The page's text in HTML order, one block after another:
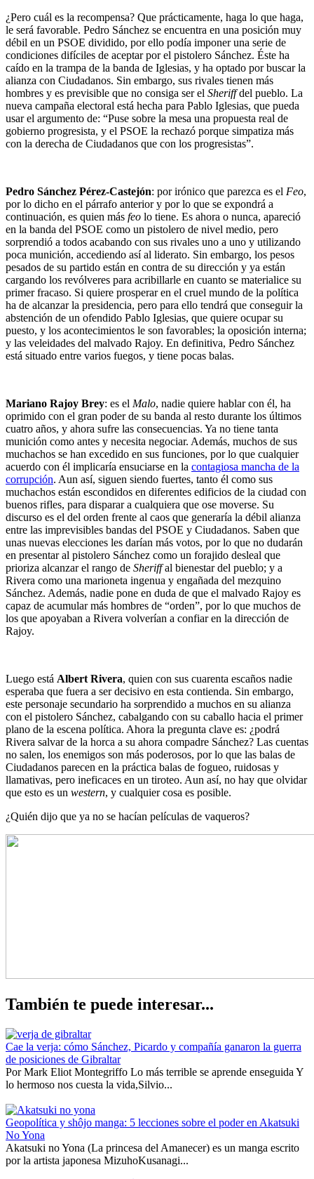
¿Pero cuál es la recompensa? Que prácticamente, haga lo que haga,
le será favorable. Pedro Sánchez se encuentra en una posición muy
débil en un PSOE dividido, por ello podía imponer una serie de
condiciones difíciles de aceptar por el pistolero Sánchez. Éste ha
caído en la trampa de la banda de Iglesias, y ha optado por buscar la
alianza con Ciudadanos. Sin embargo, sus rivales tienen más
hombres y es previsible que no consiga ser el Sheriffdel pueblo. La
nueva campaña electoral está hecha para Pablo Iglesias, que pueda
usar el argumento de: “Puse sobre la mesa una propuesta real de
gobierno progresista, y el PSOE la rechazó porque simpatiza más
con la derecha de Ciudadanos que con los progresistas”.
Pedro Sánchez Pérez-Castejón: por irónico que parezca es el Feo,
por lo dicho en el párrafo anterior y por lo que se expondrá a
continuación, es quien más feo lo tiene. Es ahora o nunca, apareció
en la banda del PSOE como un pistolero de nivel medio, pero
sorprendió a todos acabando con sus rivales uno a uno y utilizando
poca munición, accediendo así al liderato. Sin embargo, los pesos
pesados de su partido están en contra de su dirección y ya están
cargando los revólveres para acribillarle en cuanto se materialice su
primer fracaso. Si quiere prosperar en el cruel mundo de la política
ha de alcanzar la presidencia, pero para ello tendrá que conseguir la
abstención de un ofendido Pablo Iglesias, que quiere ocupar su
puesto, y los acontecimientos le son favorables; la oposición interna;
y las veleidades del malvado Rajoy. En definitiva, Pedro Sánchez
está situado entre varios fuegos, y tiene pocas balas.
Mariano Rajoy Brey: es el Malo, nadie quiere hablar con él, ha
oprimido con el gran poder de su banda al resto durante los últimos
cuatro años, y ahora sufre las consecuencias. Ya no tiene tanta
munición como antes y necesita negociar. Además, muchos de sus
muchachos se han excedido en sus funciones, por lo que cualquier
acuerdo con él implicaría ensuciarse en la contagiosa mancha de la
corrupción. Aun así, siguen siendo fuertes, tanto él como sus
muchachos están escondidos en diferentes edificios de la ciudad con
buenos rifles, para disparar a cualquiera que ose moverse. Su
discurso es el del orden frente al caos que generaría la débil alianza
entre las imprevisibles bandas del PSOE y Ciudadanos. Saben que
unas nuevas elecciones les darían más votos, por lo que no dudarán
en presentar al pistolero Sánchez como un forajido desleal que
prioriza alcanzar el rango de Sheriffal bienestar del pueblo; y a
Rivera como una marioneta ingenua y engañada del mezquino
Sánchez. Además, nadie pone en duda de que el malvado Rajoy es
capaz de acumular más hombres de “orden”, por lo que muchos de
los que apoyaban a Rivera volverían a confiar en la dirección de
Rajoy.
Luego está Albert Rivera, quien con sus cuarenta escaños nadie
esperaba que fuera a ser decisivo en esta contienda. Sin embargo,
este personaje secundario ha sorprendido a muchos en su alianza
con el pistolero Sánchez, cabalgando con su caballo hacia el primer
plano de la escena política. Ahora la pregunta clave es: ¿podrá
Rivera salvar de la horca a su ahora compadre Sánchez? Las cuentas
no salen, los enemigos son más poderosos, por lo que las balas de
Ciudadanos parecen en la práctica balas de fogueo, ruidosas y
llamativas, pero ineficaces en un tiroteo. Aun así, no hay que olvidar
que esto es un western, y cualquier cosa es posible.
¿Quién dijo que ya no se hacían películas de vaqueros?
También te puede interesar...
Cae la verja: cómo Sánchez, Picardo y compañía ganaron la guerra
de posiciones de Gibraltar
Por Mark Eliot Montegriffo Lo más terrible se aprende enseguida Y
lo hermoso nos cuesta la vida,Silvio...
Geopolítica y shôjo manga: 5 lecciones sobre el poder en Akatsuki
No Yona
Akatsuki no Yona (La princesa del Amanecer) es un manga escrito
por la artista japonesa MizuhoKusanagi...